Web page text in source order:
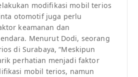
modifikasi mobil terios
otomotif juga perlu
keamanan dan
Menurut Dodi, seorang
di Surabaya, “Meskipun
perhatian menjadi faktor
mobil terios, namun